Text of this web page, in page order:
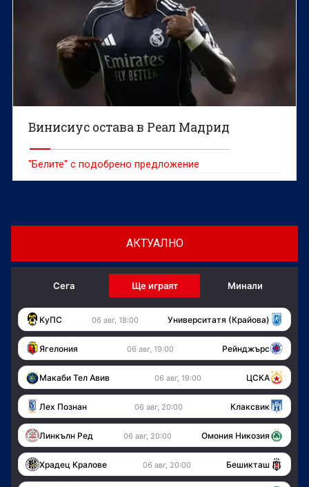
Винисиус остава в Реал Мадрид
"Белите" с подобрено предложение
АКТУАЛНО
Сега Ще играят Минали
KуПС 06 авг, 18:00 Университатя (Крайова)
Ягелония 06 авг, 19:00 Рейнджърс
Макаби Тел Авив 06 авг, 19:00 ЦСКА
Лех Познан 06 авг, 20:00 Клаксвик
Линкълн Ред 06 авг, 20:00 Омония Никозия
Храдец Кралове 06 авг, 20:00 Бешикташ